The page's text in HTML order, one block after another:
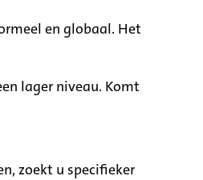
en globaal. Het
lager niveau. Komt
zoekt u specifieker